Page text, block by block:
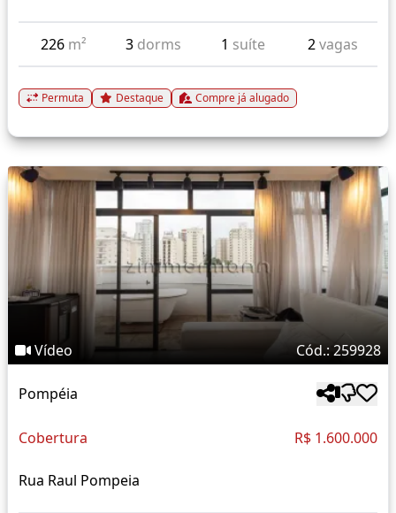
226 m² 3 dorms 1 suíte 2vagas
Permuta Destaque Compre já alugado
Vídeo Cód.: 259928
Pompéia
Cobertura R$ 1.600.000
Rua Raul Pompeia